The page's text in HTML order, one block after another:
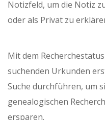
Notizfeld, um die Notiz
oder als Privat zu
Mit dem
suchenden Urkunden
Suche durchführen, um
genealogischen
ersparen.